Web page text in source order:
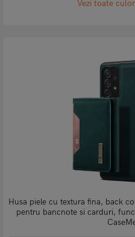
Vezi toate
Husa piele cu textura fina, back
pentru bancnote si carduri,